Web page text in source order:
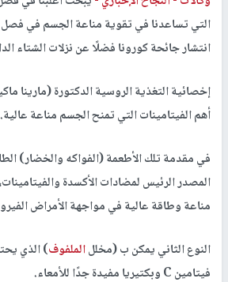
التي تساعدنا في تقوية مناعة الجسم في فصل
انتشار جائحة كورونا فضلًا عن نزلات الشتاء
إخصائية التغذية الروسية الدكتورة (مارينا
أهم الفيتامينات التي تمنح الجسم مناعة عالية.
في مقدمة تلك الأطعمة (الفواكه والخضار)
المصدر الرئيس لمضادات الأكسدة
مناعة وطاقة عالية في مواجهة الأمراض
النوع الثاني يمكن ب (مخللالملفوف) الذي
فيتامين C وبكتيريا مفيدة جدًا للأمعاء.